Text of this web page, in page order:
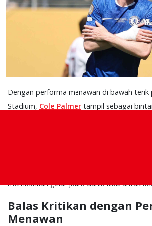
Dengan performa menawan di bawah terik
Stadium, Cole Palmer tampil sebagai
memastikan gelar juara dunia klub untuk
Balas Kritikan dengan
Menawan